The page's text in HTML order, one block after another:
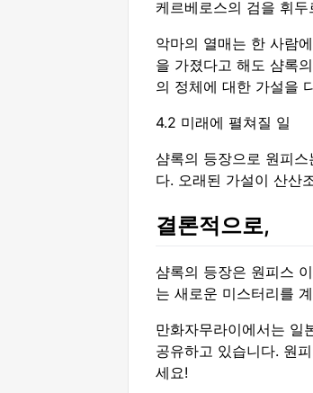
케르베로스의 검을 휘
악마의 열매는 한 사람
을 가졌다고 해도 샴록
의 정체에 대한 가설을
4.2 미래에 펼쳐질 일
샴록의 등장으로 원피
다. 오래된 가설이 산산
결론적으로,
샴록의 등장은 원피스
는 새로운 미스터리를
만화자무라이에서는 일
공유하고 있습니다. 원
세요!